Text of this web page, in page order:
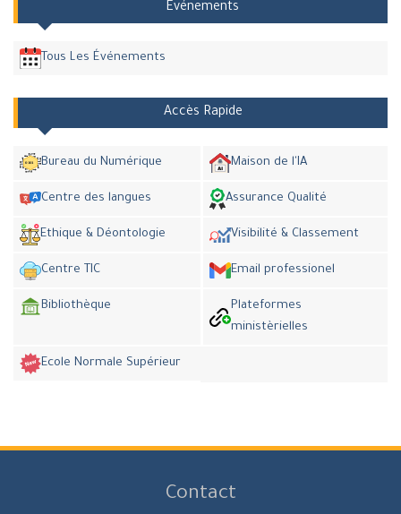
Événements
Tous Les Événements
Accès Rapide
Bureau du Numérique Maison de l'IA
Centre des langues Assurance Qualité
Ethique & Déontologie Visibilité & Classement
Centre TIC Email professionel
Bibliothèque
Plateformes
ministèrielles
Ecole Normale Supérieur
Contact